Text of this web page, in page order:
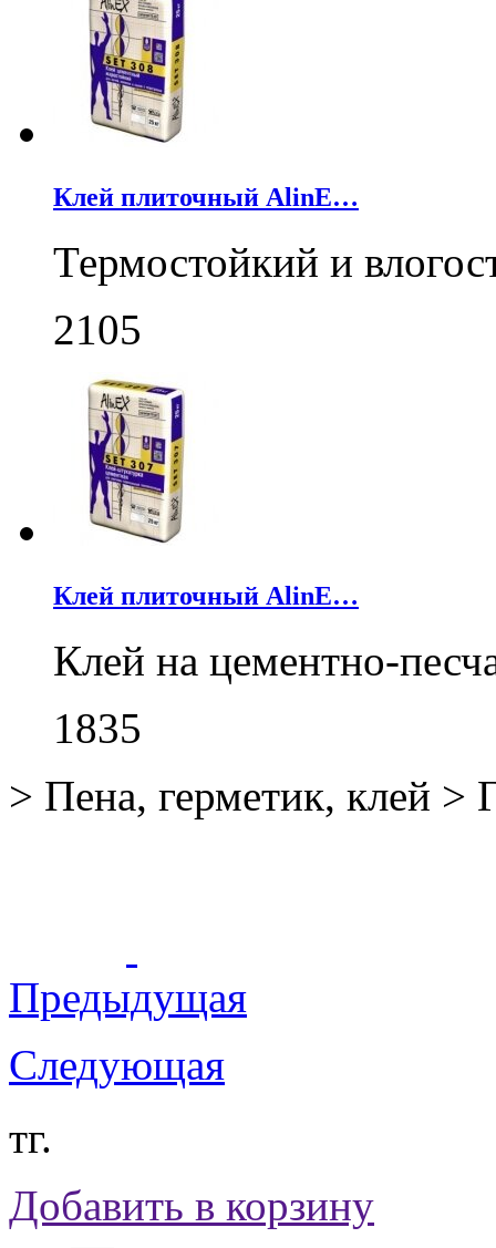
Клей плиточный AlinE…
Термостойкий и
2105
Клей плиточный AlinE…
Клей на цементно-
1835
> Пена, герметик, клей >
Предыдущая
Следующая
тг.
Добавить в корзину